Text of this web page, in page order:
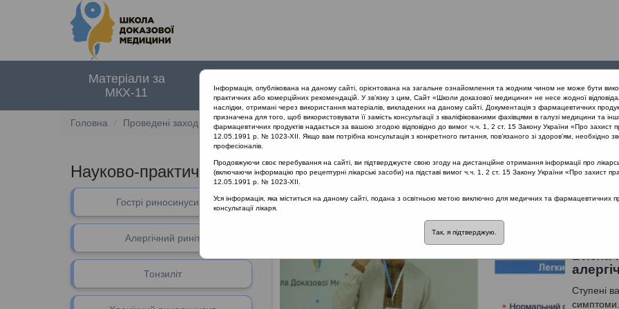
Матеріали за
МКХ-11
документи
заходи
проекту
Головна Проведені заходи Науково-практична конференція «Сучасні стандарти діагностики та лікування
Науково-практична конференція «Сучасні стандарти діагностики та
Гострі риносинусити
Алергічний риніт
Тонзиліт
Алергічний риніт Лектор: Попович Василь Іванович
Ступені
симптоми.
Інформація, опублікована на даному сайті, орієнтована на загальне ознайомлення та жодним чином не може бути
практичних або комерційних рекомендацій. У зв’язку з цим, Сайт «Школи доказової медицини» не несе жодної
наслідки, отримані через використання матеріалів, викладених на даному сайті. Документація з фармацевтичних
призначена для того, щоб використовувати її замість консультації з кваліфікованими фахівцями в галузі медицини та
фармацевтичних продуктів надається за вашою згодою відповідно до вимог ч.ч. 1, 2 ст. 15 Закону України «Про захист
12.05.1991 р. № 1023-XII. Якщо вам потрібна консультація з конкретного питання, пов’язаного зі здоров’ям, необхідно
професіоналів.
Продовжуючи своє перебування на сайті, ви підтверджуєте свою згоду на дистанційне отримання інформації про
(включаючи інформацію про рецептурні лікарські засоби) на підставі вимог ч.ч. 1, 2 ст. 15 Закону України «Про захист
12.05.1991 р. № 1023-XII.
Уся інформація, яка міститься на даному сайті, подана з освітньою метою виключно для медичних та фармацевтичних
консультації лікаря.
Так, я підтверджую.